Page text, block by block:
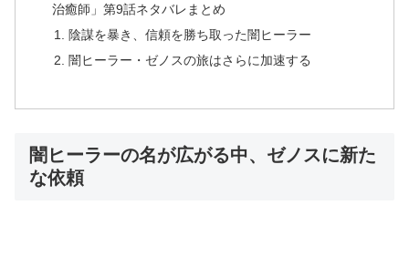
治癒師」第9話ネタバレまとめ
陰謀を暴き、信頼を勝ち取った闇ヒーラー
闇ヒーラー・ゼノスの旅はさらに加速する
闇ヒーラーの名が広がる中、ゼノスに新た
な依頼